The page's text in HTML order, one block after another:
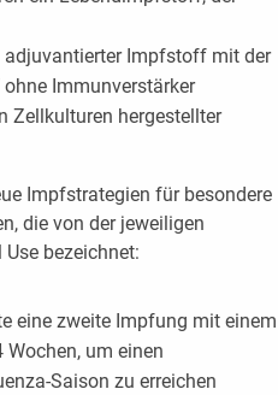
adjuvantierter Impfstoff mit der
Immunverstärker
Zellkulturen hergestellter
Impfstrategien für besondere
die von der jeweiligen
bezeichnet:
eine zweite Impfung mit einem
um einen
Saison zu erreichen